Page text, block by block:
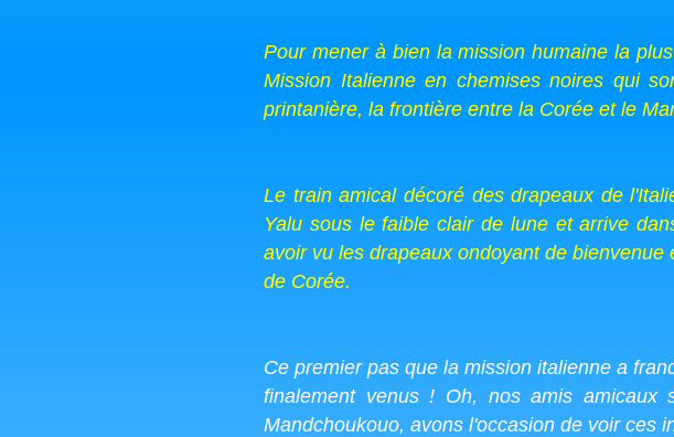
Pour mener à bien la mission humaine la
Mission Italienne en chemises noires qui
printanière, la frontière entre la Corée et le
Le train amical décoré des drapeaux de
Yalu sous le faible clair de lune et arrive
avoir vu les drapeaux ondoyant de
de Corée.
Ce premier pas que la mission italienne a
finalement venus ! Oh, nos amis amicaux
Mandchoukouo, avons l'occasion de voir ces